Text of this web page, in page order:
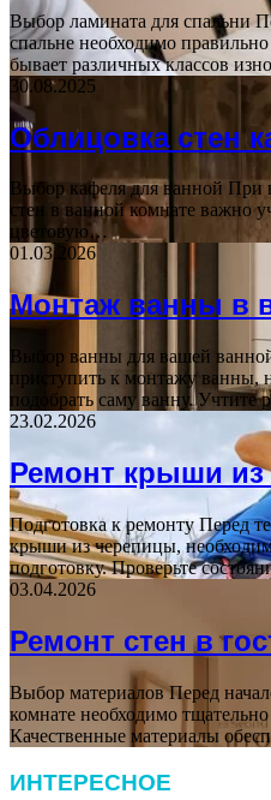
Выбор ламината для спальни
спальне необходимо
бывает различных классов
30.08.2025
Облицовка стен
Выбор кафеля для ванной При
стен в ванной комнате важно
цветовую…
01.03.2026
Монтаж ванны в
Выбор ванны для вашей
приступить к монтажу ванны,
подобрать саму ванну. Учтите
23.02.2026
Ремонт крыши
Подготовка к ремонту Перед
крыши из черепицы,
подготовку. Проверьте
03.04.2026
Ремонт стен в
Выбор материалов Перед
комнате необходимо
Качественные материалы
ИНТЕРЕСНОЕ